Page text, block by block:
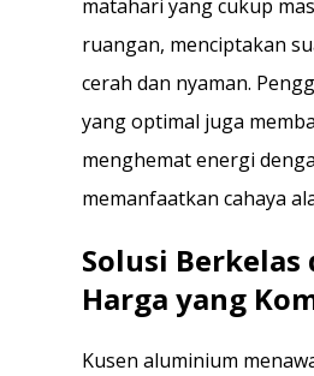
matahari yang cukup
ruangan, menciptakan
cerah dan nyaman.
yang optimal juga
menghemat energi
memanfaatkan cahaya
Solusi Berkelas
Harga yang
Kusen aluminium